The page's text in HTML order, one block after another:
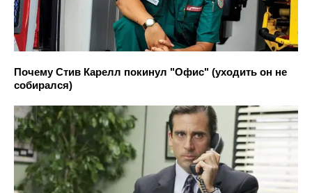
Почему Стив Карелл покинул "Офис" (уходить он не
собирался)